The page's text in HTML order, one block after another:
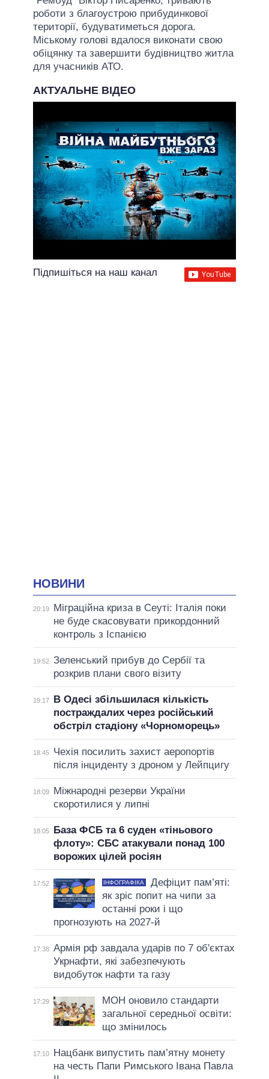
роботи з благоустрою прибудинкової
території, будуватиметься дорога.
Міському голові вдалося виконати свою
обіцянку та завершити будівництво житла
для учасників АТО.
АКТУАЛЬНЕ ВІДЕО
Підпишіться на наш канал
НОВИНИ
20:19
Міграційна криза в Сеуті: Італія поки
не буде скасовувати прикордонний
контроль з Іспанією
19:52 Зеленський прибув до Сербії та
розкрив плани свого візиту
19:17
В Одесі збільшилася кількість
постраждалих через російський
обстріл стадіону «Чорноморець»
18:45
Чехія посилить захист аеропортів
після інциденту з дроном у Лейпцигу
18:09
Міжнародні резерви України
скоротилися у липні
18:05
База ФСБ та 6 суден «тіньового
флоту»: СБС атакували понад 100
ворожих цілей росіян
17:52 ІНФОГРАФІКА
Дефіцит пам’яті:
як зріс попит на чипи за
останні роки і що
прогнозують на 2027-й
17:38 Армія рф завдала ударів по 7 об'єктах
Укрнафти, які забезпечують
видобуток нафти та газу
17:29
МОН оновило стандарти
загальної середньої освіти:
що змінилось
17:10
Нацбанк випустить пам’ятну монету
на честь Папи Римського Івана Павла